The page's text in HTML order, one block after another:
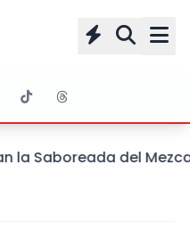
la Saboreada del